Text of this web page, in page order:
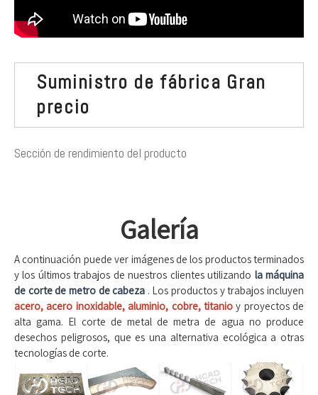
Suministro de fábrica Gran
precio
Sección de rendimiento del producto
Galería
A continuación puede ver imágenes de los productos terminados
y los últimos trabajos de nuestros clientes utilizando la máquina
de corte de metro de cabeza . Los productos y trabajos incluyen
acero, acero inoxidable, aluminio, cobre, titanioy proyectos de
alta gama. El corte de metal de metra de agua no produce
desechos peligrosos, que es una alternativa ecológica a otras
tecnologías de corte.